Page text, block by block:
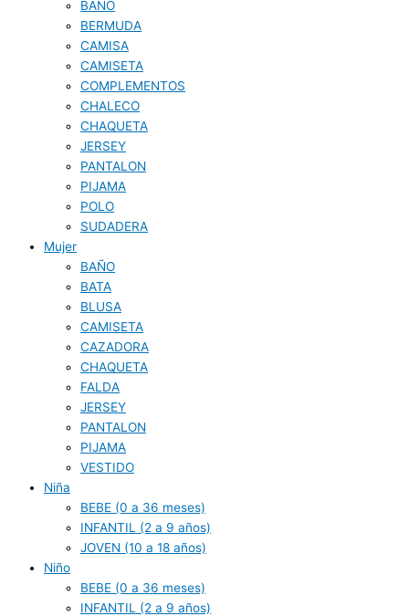
BAÑO
BERMUDA
CAMISA
CAMISETA
COMPLEMENTOS
CHALECO
CHAQUETA
JERSEY
PANTALON
PIJAMA
POLO
SUDADERA
Mujer
BAÑO
BATA
BLUSA
CAMISETA
CAZADORA
CHAQUETA
FALDA
JERSEY
PANTALON
PIJAMA
VESTIDO
Niña
BEBE (0 a 36 meses)
INFANTIL (2 a 9 años)
JOVEN (10 a 18 años)
Niño
BEBE (0 a 36 meses)
INFANTIL (2 a 9 años)